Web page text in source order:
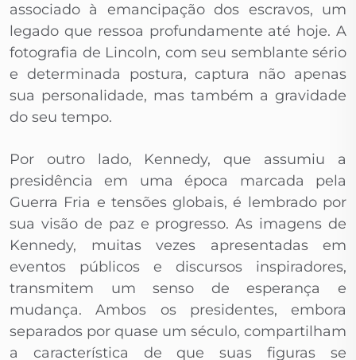
associado à emancipação dos escravos, um
legado que ressoa profundamente até hoje. A
fotografia de Lincoln, com seu semblante sério
e determinada postura, captura não apenas
sua personalidade, mas também a gravidade
do seu tempo.
Por outro lado, Kennedy, que assumiu a
presidência em uma época marcada pela
Guerra Fria e tensões globais, é lembrado por
sua visão de paz e progresso. As imagens de
Kennedy, muitas vezes apresentadas em
eventos públicos e discursos inspiradores,
transmitem um senso de esperança e
mudança. Ambos os presidentes, embora
separados por quase um século, compartilham
a característica de que suas figuras se